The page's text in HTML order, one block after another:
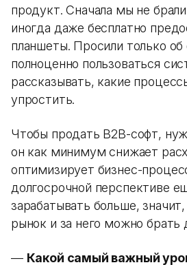
продукт. Сначала мы не
иногда даже бесплатно
планшеты. Просили только
полноценно пользоваться
рассказывать, какие
упростить.
Чтобы продать B2B-софт,
он как минимум снижает
оптимизирует бизнес-
долгосрочной перспективе
зарабатывать больше,
рынок и за него можно брать
— Какой самый важный